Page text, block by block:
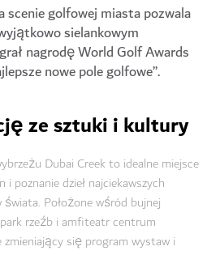
scenie golfowej miasta pozwala
sielankowym
nagrodę World Golf Awards
nowe pole golfowe”.
ze sztuki i kultury
Dubai Creek to idealne miejsce
poznanie dzieł najciekawszych
Położone wśród bujnej
rzeźb i amfiteatr centrum
się program wystaw i